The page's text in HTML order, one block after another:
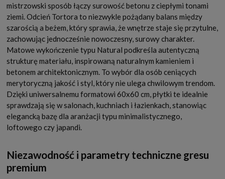
mistrzowski sposób łączy surowość betonu z ciepłymi tonami
ziemi. Odcień Tortora to niezwykle pożądany balans między
szarością a beżem, który sprawia, że wnętrze staje się przytulne,
zachowując jednocześnie nowoczesny, surowy charakter.
Matowe wykończenie typu Natural podkreśla autentyczną
strukturę materiału, inspirowaną naturalnym kamieniem i
betonem architektonicznym. To wybór dla osób ceniących
merytoryczną jakość i styl, który nie ulega chwilowym trendom.
Dzięki uniwersalnemu formatowi 60x60 cm, płytki te idealnie
sprawdzają się w salonach, kuchniach i łazienkach, stanowiąc
elegancką bazę dla aranżacji typu minimalistycznego,
loftowego czy japandi.
Niezawodność i parametry techniczne gresu
premium